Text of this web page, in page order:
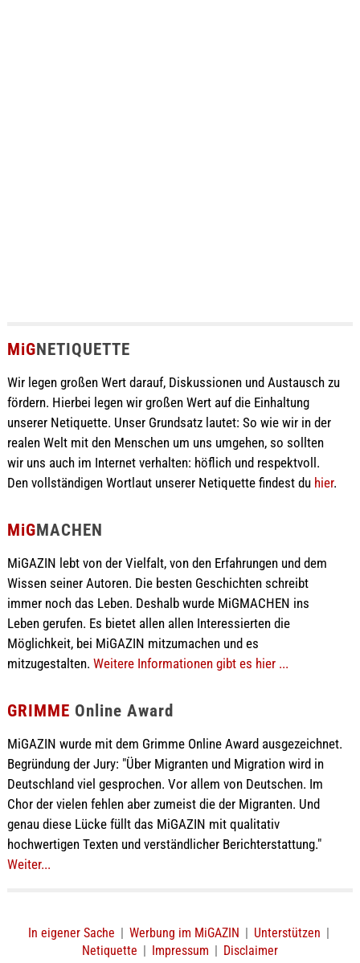
MiGNETIQUETTE
Wir legen großen Wert darauf, Diskussionen und Austausch zu
fördern. Hierbei legen wir großen Wert auf die Einhaltung
unserer Netiquette. Unser Grundsatz lautet: So wie wir in der
realen Welt mit den Menschen um uns umgehen, so sollten
wir uns auch im Internet verhalten: höflich und respektvoll.
Den vollständigen Wortlaut unserer Netiquette findest du hier.
MiGMACHEN
MiGAZIN lebt von der Vielfalt, von den Erfahrungen und dem
Wissen seiner Autoren. Die besten Geschichten schreibt
immer noch das Leben. Deshalb wurde MiGMACHEN ins
Leben gerufen. Es bietet allen allen Interessierten die
Möglichkeit, bei MiGAZIN mitzumachen und es
mitzugestalten. Weitere Informationen gibt es hier ...
GRIMME Online Award
MiGAZIN wurde mit dem Grimme Online Award ausgezeichnet.
Begründung der Jury: "Über Migranten und Migration wird in
Deutschland viel gesprochen. Vor allem von Deutschen. Im
Chor der vielen fehlen aber zumeist die der Migranten. Und
genau diese Lücke füllt das MiGAZIN mit qualitativ
hochwertigen Texten und verständlicher Berichterstattung."
Weiter...
In eigener Sache | Werbung im MiGAZIN | Unterstützen |
Netiquette | Impressum | Disclaimer